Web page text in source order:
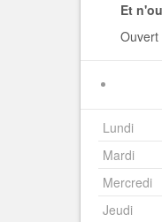
Et
Ouvert
Lundi
Mardi
Mercredi
Jeudi